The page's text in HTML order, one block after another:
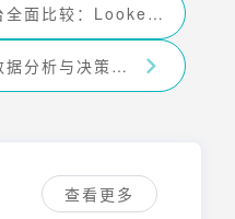
BI网页版平台全面比较：Looker、Power BI 及更多选择
BI 报表：企业数据分析与决策的利器
查看更多